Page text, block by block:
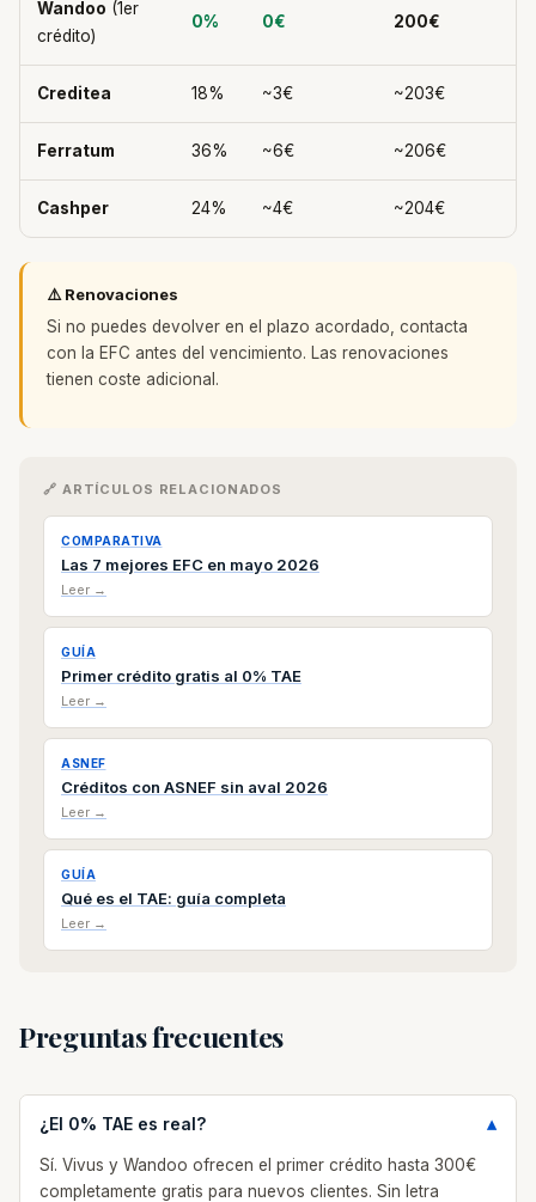
Wandoo (1er
crédito)
0% 0€ 200€
Creditea 18% ~3€ ~203€
Ferratum 36% ~6€ ~206€
Cashper 24% ~4€ ~204€
⚠️ Renovaciones
Si no puedes devolver en el plazo acordado, contacta
con la EFC antes del vencimiento. Las renovaciones
tienen coste adicional.
🔗 ARTÍCULOS RELACIONADOS
COMPARATIVA
Las 7 mejores EFC en mayo 2026
Leer →
GUÍA
Primer crédito gratis al 0% TAE
Leer →
ASNEF
Créditos con ASNEF sin aval 2026
Leer →
GUÍA
Qué es el TAE: guía completa
Leer →
Preguntas frecuentes
¿El 0% TAE es real?
Sí. Vivus y Wandoo ofrecen el primer crédito hasta 300€
completamente gratis para nuevos clientes. Sin letra